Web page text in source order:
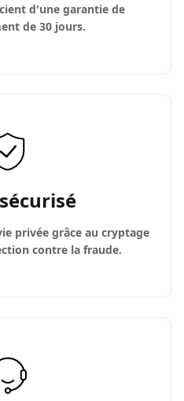
d'une garantie de
de 30 jours.
privée grâce au cryptage
contre la fraude.